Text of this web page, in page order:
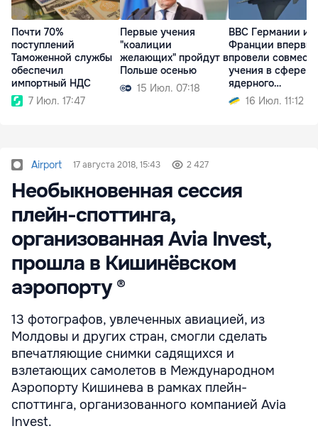
Почти 70%
поступлений
Таможенной службы
обеспечил
импортный НДС
7 Июл. 17:47
Первые учения
"коалиции
желающих" пройдут в
Польше осенью
15 Июл. 07:18
ВВС Германии и
Франции впервые
провели
учения в сфере
ядерного
сдерживания
16 Июл. 11:12
Airport 17 августа 2018, 15:43 2 427
Необыкновенная сессия
плейн-споттинга,
организованная Avia Invest,
прошла в Кишинёвском
аэропорту ®
13 фотографов, увлеченных авиацией, из
Молдовы и других стран, смогли сделать
впечатляющие снимки садящихся и
взлетающих самолетов в Международном
Аэропорту Кишинева в рамках плейн-
споттинга, организованного компанией Avia
Invest.